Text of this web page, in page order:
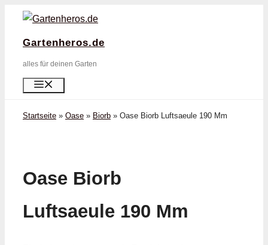
Zum
springen
Gartenheros.de
alles für deinen Garten
Startseite » Oase » Biorb » Oase Biorb Luftsaeule 190 Mm
Oase Biorb
Luftsaeule 190 Mm